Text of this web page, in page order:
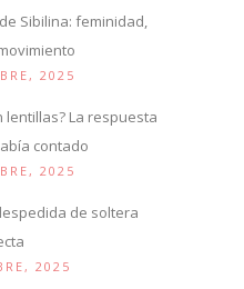
Sibilina: feminidad,
2025
lentillas? La respuesta
contado
2025
de soltera
2025